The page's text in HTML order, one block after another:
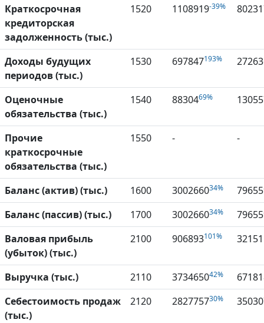
Краткосрочная
кредиторская
задолженность (тыс.)
1520 1108919-39%
Доходы будущих
периодов (тыс.)
1530 697847193%
Оценочные
обязательства (тыс.)
1540 8830469%
Прочие
краткосрочные
обязательства (тыс.)
1550 - -
Баланс (актив) (тыс.) 1600 300266034%
Баланс (пассив) (тыс.)
1700 300266034%
Валовая прибыль
(убыток) (тыс.)
2100 906893101%
Выручка (тыс.) 2110 373465042%
Себестоимость продаж
(тыс.)
2120 282775730%